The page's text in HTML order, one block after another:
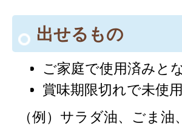
出せるもの
ご家庭で使用済みと
賞味期限切れで未使
（例）サラダ油、ごま